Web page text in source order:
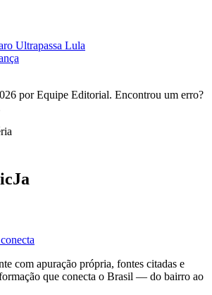
Ultrapassa Lula
por Equipe Editorial. Encontrou um erro?
com apuração própria, fontes citadas e
que conecta o Brasil — do bairro ao